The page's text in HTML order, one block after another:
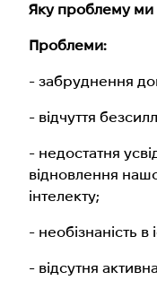
Яку проблему ми
Проблеми:
- забруднення
- відчуття
- недостатня
відновлення
інтелекту;
- необізнаність
- відсутня